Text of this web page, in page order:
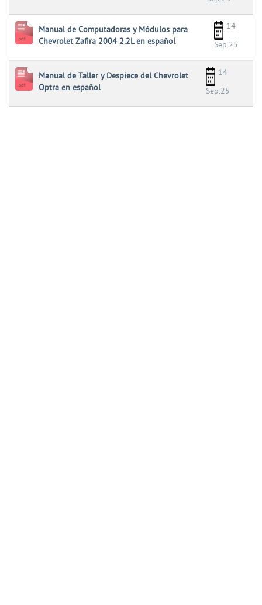
Manual de Computadoras y Módulos para
Chevrolet Zafira 2004 2.2L en español
14
Sep.25
Manual de Taller y Despiece del Chevrolet
Optra en español
14
Sep.25